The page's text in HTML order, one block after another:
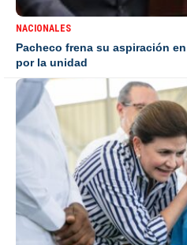
NACIONALES
Pacheco frena su aspiración
por la unidad